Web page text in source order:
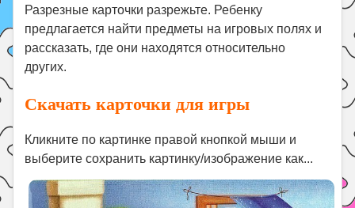
Праздники
Психология
Летом!
Разрезные карточки разрежьте. Ребенку
предлагается найти предметы на игровых полях и
рассказать, где они находятся относительно
других.
Скачать карточки для игры
Кликните по картинке правой кнопкой мыши и
выберите сохранить картинку/изображение как...